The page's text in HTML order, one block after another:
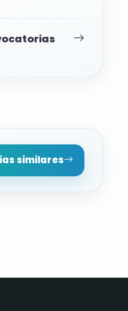
similares